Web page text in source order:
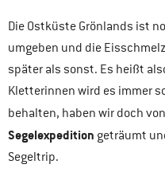
Die Ostküste Grönlands ist
umgeben und die
später als sonst. Es heißt
Kletterinnen wird es immer
behalten, haben wir doch
Segelexpedition geträumt
Segeltrip.